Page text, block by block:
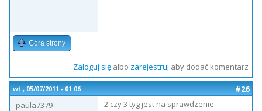
Góra strony
Zaloguj sięalbo zarejestruj aby dodać komentarz
wt., 05/07/2011 - 01:06
#26
paula7379
2 czy 3 tyg jest na sprawdzenie